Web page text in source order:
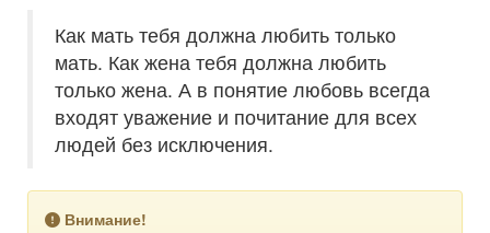
Как мать тебя должна любить только
мать. Как жена тебя должна любить
только жена. А в понятие любовь всегда
входят уважение и почитание для всех
людей без исключения.
Внимание!